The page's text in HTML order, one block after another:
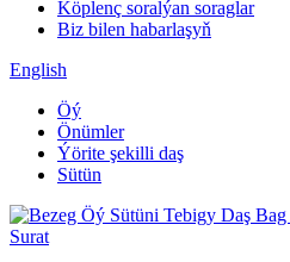
Köplenç soralýan soraglar
Biz bilen habarlaşyň
English
Öý
Önümler
Ýörite şekilli daş
Sütün